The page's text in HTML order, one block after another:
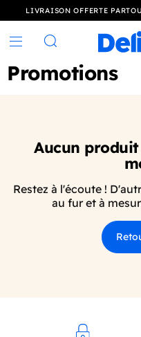
LIVRAISON OFFERTE
Rechercher
Promotions
Aucun
Restez à l'écoute !
au fur et à